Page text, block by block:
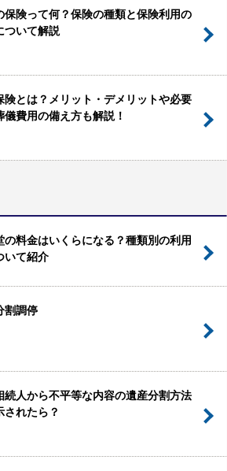
保険って何？保険の種類と保険利用の
ついて解説
険とは？メリット・デメリットや必要
儀費用の備え方も解説！
の料金はいくらになる？種類別の利用
いて紹介
割調停
続人から不平等な内容の遺産分割方法
されたら？